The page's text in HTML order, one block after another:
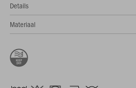
Details
Materiaal